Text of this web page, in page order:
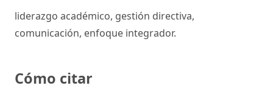
liderazgo académico, gestión directiva,
comunicación, enfoque integrador.
Cómo citar